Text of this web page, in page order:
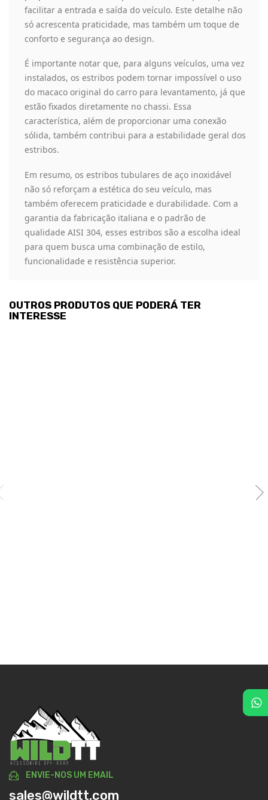
facilitar a entrada e saída do veículo. Este detalhe não
só acrescenta praticidade, mas também um toque de
conforto e segurança ao design.
É importante notar que, para alguns veículos, uma vez
instalados, os estribos podem tornar impossível o uso
do macaco original do carro para levantamento, já que
estão fixados diretamente no chassi. Essa
característica, além de proporcionar uma conexão
sólida, também contribui para a estabilidade geral dos
estribos.
Em resumo, os estribos tubulares de aço inoxidável
não só reforçam a estética do seu veículo, mas
também oferecem praticidade e durabilidade. Com a
garantia da fabricação italiana e o padrão de
qualidade AISI 304, esses estribos são a escolha ideal
para quem busca uma combinação de estilo,
funcionalidade e resistência superior.
OUTROS PRODUTOS QUE PODERÁ TER
INTERESSE
ENVIE-NOS UM EMAIL
sales@wildtt.com